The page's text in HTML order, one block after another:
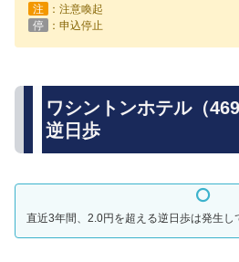
注
：注意喚起
停
：申込停止
ワシントンホテル（
逆日歩
直近3年間、2.0円を超える逆日歩は発生し